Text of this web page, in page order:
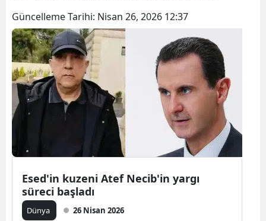
Balıkesir
Bilecik
Bingöl
Bitlis
Bolu
Güncelleme Tarihi: Nisan 26, 2026 12:37
Esed'in kuzeni Atef Necib'in yargı
süreci başladı
Dünya 26 Nisan 2026